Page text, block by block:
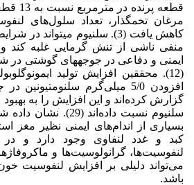
قطعه
مرغان تخمگذار، تعداد سلول‌های
کاهش یافت (3). سلنیوم می‏تواند
منفی ناشی از تنش گرمایی غلبه
ایمنی و دفاعی در جوجه‏های گوشتی در
افزودن 5/0 میلی‌گرم
گزارش کرده‌اند و این افزایش را به
سلنیوم نسبت داده‌اند
بسیاری از اندام‌های ایمنی نظیر مغز
کبد و غدد لنفاوی وجود دارد و
می‌تواند دلیلی بر افزایش لنفوسیت
باشد.